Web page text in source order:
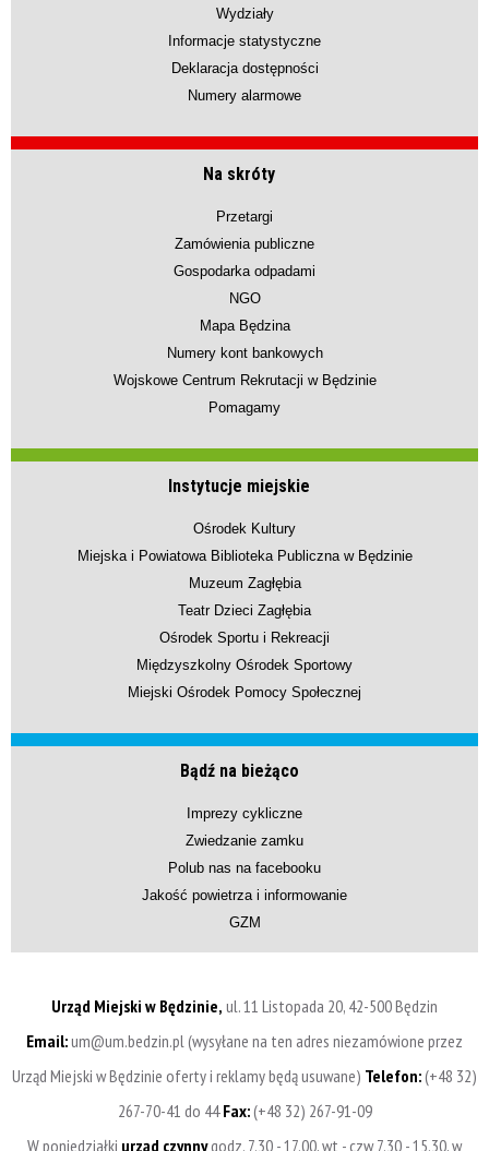
Wydziały
Informacje statystyczne
Deklaracja dostępności
Numery alarmowe
Na skróty
Przetargi
Zamówienia publiczne
Gospodarka odpadami
NGO
Mapa Będzina
Numery kont bankowych
Wojskowe Centrum Rekrutacji w Będzinie
Pomagamy
Instytucje miejskie
Ośrodek Kultury
Miejska i Powiatowa Biblioteka Publiczna w Będzinie
Muzeum Zagłębia
Teatr Dzieci Zagłębia
Ośrodek Sportu i Rekreacji
Międzyszkolny Ośrodek Sportowy
Miejski Ośrodek Pomocy Społecznej
Bądź na bieżąco
Imprezy cykliczne
Zwiedzanie zamku
Polub nas na facebooku
Jakość powietrza i informowanie
GZM
Urząd Miejski w Będzinie, ul. 11 Listopada 20, 42-500 Będzin
Email:um@um.bedzin.pl (wysyłane na ten adres niezamówione przez
Urząd Miejski w Będzinie oferty i reklamy będą usuwane) Telefon:(+48 32)
267-70-41 do 44Fax:(+48 32) 267-91-09
W poniedziałki urząd czynnygodz. 7.30 - 17.00, wt - czw 7.30 - 15.30, w